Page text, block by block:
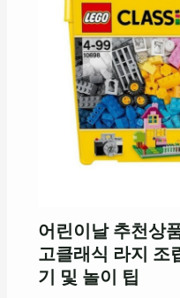
어린이날 추천상
고클래식 라지 조
기 및 놀이 팁